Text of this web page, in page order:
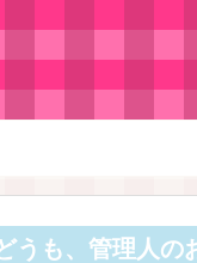
うも、管理人の